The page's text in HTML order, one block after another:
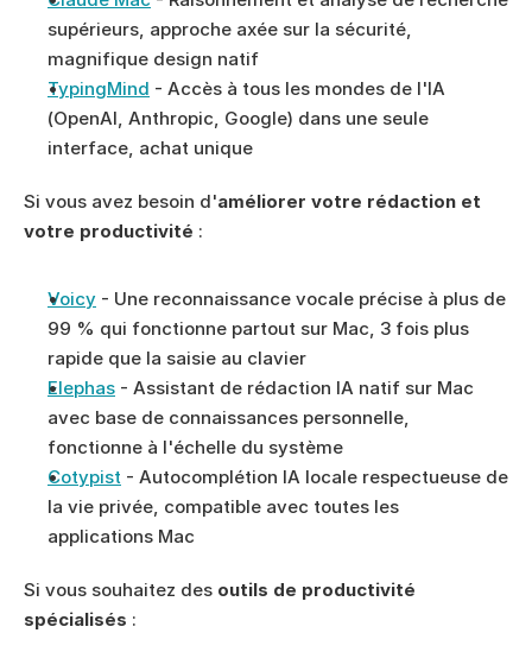
supérieurs, approche axée sur la sécurité,
magnifique design natif
TypingMind - Accès à tous les mondes de l'IA
(OpenAI, Anthropic, Google) dans une seule
interface, achat unique
Si vous avez besoin d'améliorer votre rédaction et
votre productivité :
Voicy - Une reconnaissance vocale précise à plus de
99 % qui fonctionne partout sur Mac, 3 fois plus
rapide que la saisie au clavier
Elephas - Assistant de rédaction IA natif sur Mac
avec base de connaissances personnelle,
fonctionne à l'échelle du système
Cotypist - Autocomplétion IA locale respectueuse de
la vie privée, compatible avec toutes les
applications Mac
Si vous souhaitez des outils de productivité
spécialisés :